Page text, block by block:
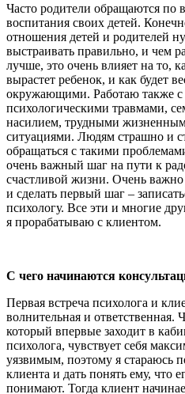
Часто родители обращаются по
воспитания своих детей.
отношения детей и родителей
выстраивать правильно, и чем
лучше, это очень влияет на то,
вырастет ребенок, и как будет
окружающими. Работаю также с
психологическими травмами,
насилием, трудными
ситуациями. Людям страшно и
обращаться с такими
очень важный шаг на пути к
счастливой жизни. Очень важно
и сделать первый шаг –
психологу. Все эти и многие
я прорабатываю с клиентом.
С чего начинаются
Первая встреча психолога и
волнительная и ответственная.
который впервые заходит в
психолога, чувствует себя
уязвимым, поэтому я стараюсь
клиента и дать понять ему, что
понимают. Тогда клиент